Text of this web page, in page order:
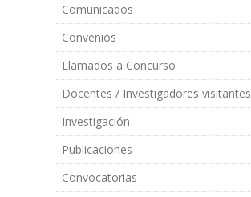
Comunicados
Convenios
Llamados a Concurso
Docentes / Investigadores visitantes
Investigación
Publicaciones
Convocatorias